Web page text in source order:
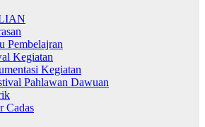
Pembelajran
Kegiatan
Kegiatan
Pahlawan Dawuan
Cadas